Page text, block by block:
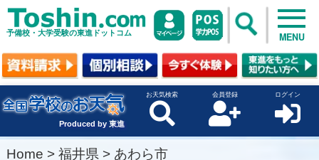
予備校・大学受験の東進ドットコム MENU
Produced by 東進
お天気検索 会員登録 ログイン
Home > 福井県 > あわら市